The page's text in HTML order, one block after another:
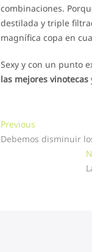
combinaciones.
destilada y triple
magnífica copa en
Sexy y con un punto
las mejores vinotecas
Navegación
de
Previous
post:
Debemos disminuir